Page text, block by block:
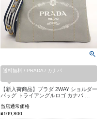
送料無料 / PRADA / カナパ
【新入荷商品】プラダ 2WAY ショルダー
バッグ トライアングルロゴ カナパ …
当店通常価格
¥109,800